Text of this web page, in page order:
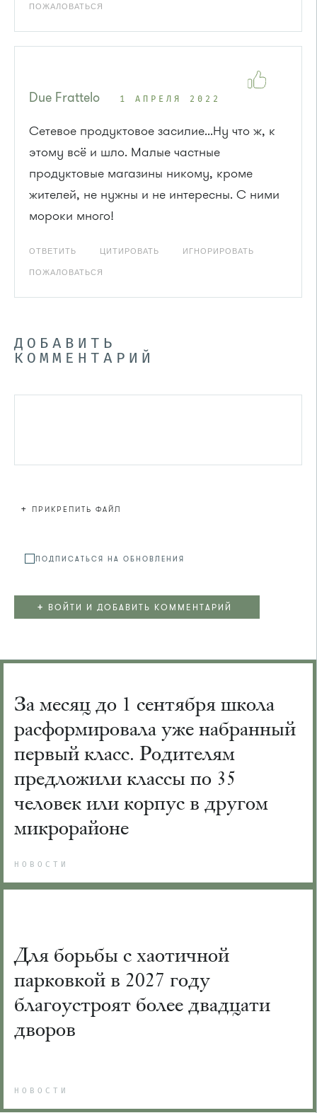
ПОЖАЛОВАТЬСЯ
Due Frattelo 1 АПРЕЛЯ 2022
Сетевое продуктовое засилие...Ну что ж, к
этому всё и шло. Малые частные
продуктовые магазины никому, кроме
жителей, не нужны и не интересны. С ними
мороки много!
ОТВЕТИТЬ ЦИТИРОВАТЬ ИГНОРИРОВАТЬ
ПОЖАЛОВАТЬСЯ
ДОБАВИТЬ
КОММЕНТАРИЙ
+ ПРИКРЕПИТЬ ФАЙЛ
ПОДПИСАТЬСЯ НА ОБНОВЛЕНИЯ
+ ВОЙТИ И ДОБАВИТЬ КОММЕНТАРИЙ
За месяц до 1 сентября школа
расформировала уже набранный
первый класс. Родителям
предложили классы по 35
человек или корпус в другом
микрорайоне
НОВОСТИ
Для борьбы с хаотичной
парковкой в 2027 году
благоустроят более двадцати
дворов
НОВОСТИ